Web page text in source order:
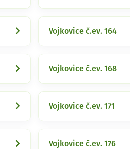
Vojkovice č.ev. 164
Vojkovice č.ev. 168
Vojkovice č.ev. 171
Vojkovice č.ev. 176